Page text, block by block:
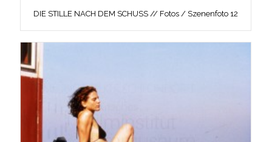
DIE STILLE NACH DEM SCHUSS // Fotos / Szenenfoto 12